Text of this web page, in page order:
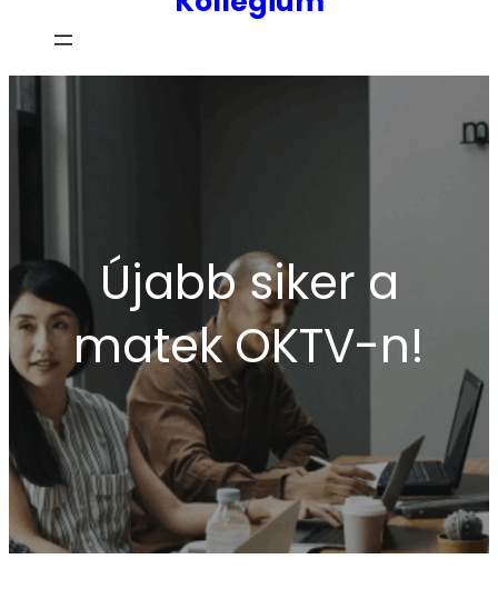
Újabb siker a
matek OKTV-n!